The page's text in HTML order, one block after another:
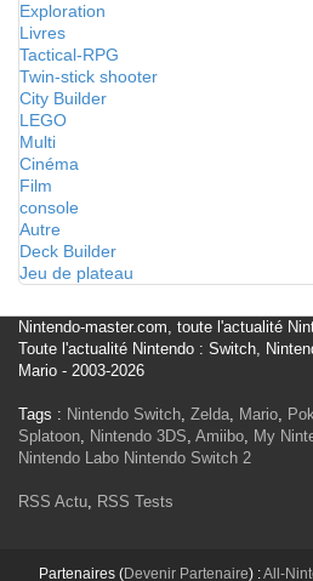
Exploration
Livres
Tactical-RPG
Twin-stick shooter
City Builder
LEGO
Multi
Cinéma
Film
console
Autre
Deck Builder
Jeu de plateau
Nintendo-master.com, toute l'actualité
Toute l'actualité Nintendo : Switch,
Mario - 2003-2026
Tags : Nintendo Switch, Zelda, Mario,
Splatoon, Nintendo 3DS, Amiibo, My
Nintendo Labo Nintendo Switch 2
RSS Actu, RSS Tests
Partenaires (Devenir Partenaire) :All-